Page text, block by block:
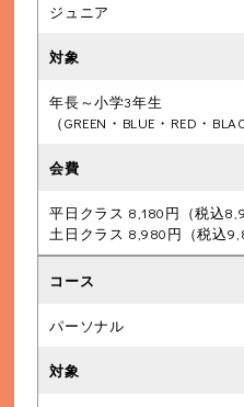
ジュニア
年長～小学3年生
（GREEN・BLUE・RED・
平日クラス 8,180円（税込
土日クラス 8,980円（税込
パーソナル